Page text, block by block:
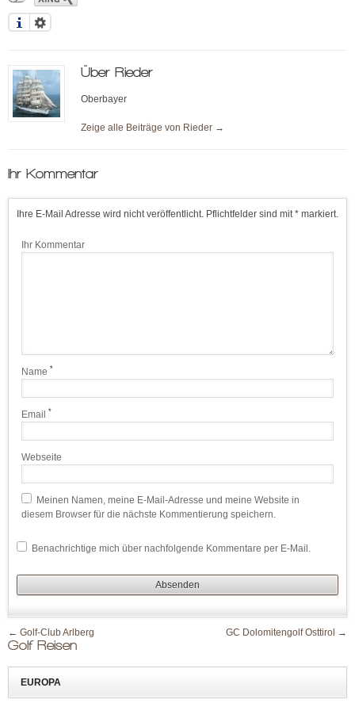
Über Rieder
Oberbayer
Zeige alle Beiträge von Rieder →
Ihr Kommentar
Ihre E-Mail Adresse wird nicht veröffentlicht. Pflichtfelder sind mit * markiert.
Ihr Kommentar
Name *
Email *
Webseite
Meinen Namen, meine E-Mail-Adresse und meine Website in
diesem Browser für die nächste Kommentierung speichern.
Benachrichtige mich über nachfolgende Kommentare per E-Mail.
← Golf-Club Arlberg GC Dolomitengolf Osttirol →
Golf Reisen
EUROPA